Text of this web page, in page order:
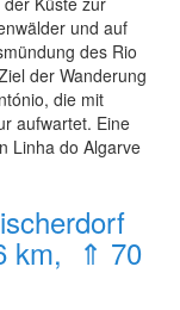
und auf
des Rio
der Wanderung
die mit
aufwartet. Eine
Linha do Algarve
km, ⇑ 70